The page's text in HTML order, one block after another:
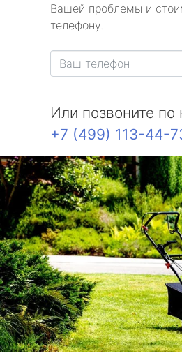
Вашей проблемы и
телефону.
Или позвоните по
+7 (499) 113-44-